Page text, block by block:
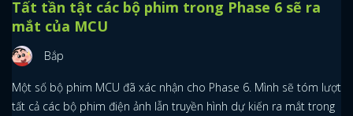
Tất tần tật các bộ phim trong Phase 6 sẽ ra
mắt của MCU
Bắp
Một số bộ phim MCU đã xác nhận cho Phase 6. Mình sẽ tóm lượt
tất cả các bộ phim điện ảnh lẫn truyền hình dự kiến ra mắt trong